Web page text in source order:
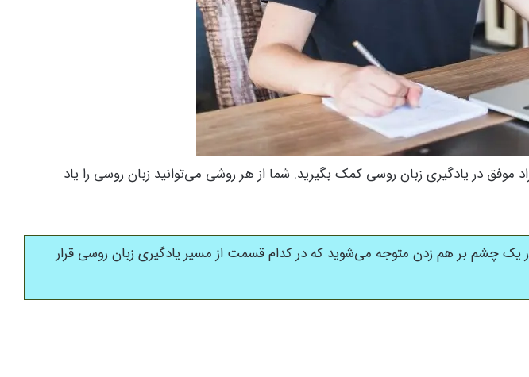
موفق در یادگیری زبان روسی کمک بگیرید. شما از هر روشی می‌توانید زبان روسی را یاد
یک چشم بر هم زدن متوجه می‌شوید که در کدام قسمت از مسیر یادگیری زبان روسی قرار